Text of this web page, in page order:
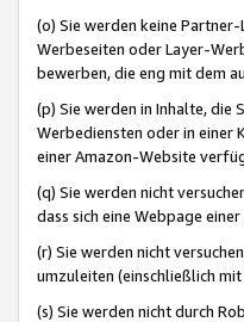
(o) Sie werden keine
Werbeseiten oder Layer-
bewerben, die eng mit dem
(p) Sie werden in Inhalte, die
Werbediensten oder in einer
einer Amazon-Website
(q) Sie werden nicht
dass sich eine Webpage
(r) Sie werden nicht
umzuleiten (einschließlich
(s) Sie werden nicht durch